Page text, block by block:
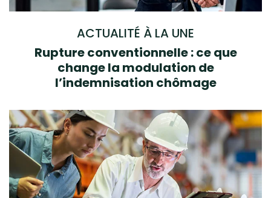
ACTUALITÉ À LA UNE
Rupture conventionnelle : ce que
change la modulation de
l’indemnisation chômage